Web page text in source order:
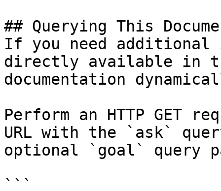
## Querying This
If you need
directly available in
documentation
Perform an HTTP GET
URL with the `ask`
optional `goal` query
```